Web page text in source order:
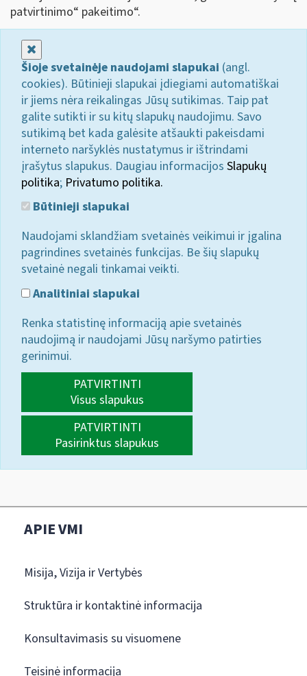
patvirtinimo“ pakeitimo“.
Šioje svetainėje naudojami slapukai (angl.
cookies). Būtinieji slapukai įdiegiami automatiškai
ir jiems nėra reikalingas Jūsų sutikimas. Taip pat
galite sutikti ir su kitų slapukų naudojimu. Savo
sutikimą bet kada galėsite atšaukti pakeisdami
interneto naršyklės nustatymus ir ištrindami
įrašytus slapukus. Daugiau informacijos Slapukų
politika; Privatumo politika.
Būtinieji slapukai
Naudojami sklandžiam svetainės veikimui ir įgalina
pagrindines svetainės funkcijas. Be šių slapukų
svetainė negali tinkamai veikti.
Analitiniai slapukai
Renka statistinę informaciją apie svetainės
naudojimą ir naudojami Jūsų naršymo patirties
gerinimui.
PATVIRTINTI
Visus slapukus
PATVIRTINTI
Pasirinktus slapukus
APIE VMI
Misija, Vizija ir Vertybės
Struktūra ir kontaktinė informacija
Konsultavimasis su visuomene
Teisinė informacija